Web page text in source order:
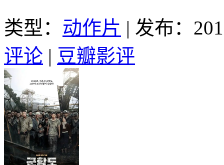
类型： 动作片 | 发布：
评论 | 豆瓣影评